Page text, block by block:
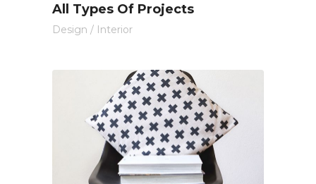
All Types Of Projects
Design / Interior